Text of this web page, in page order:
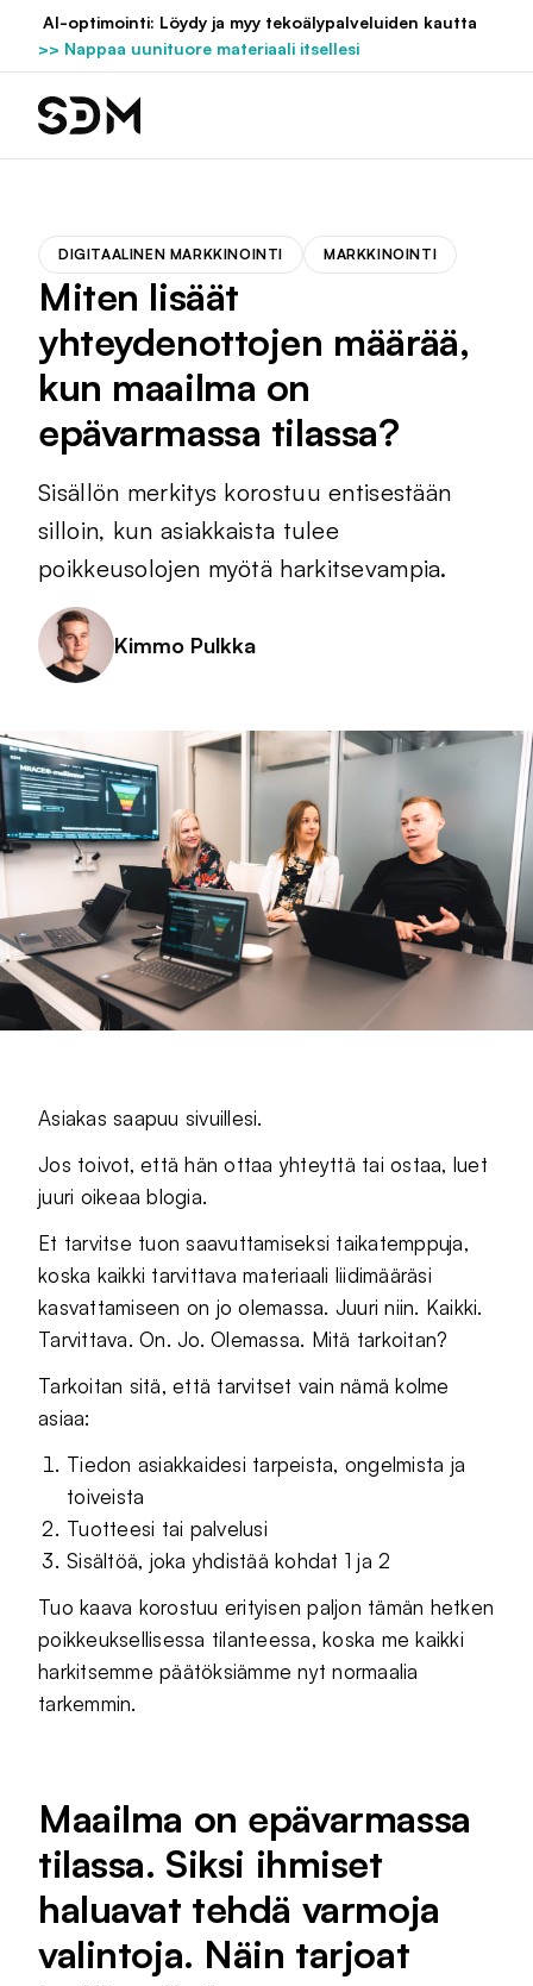
Hyppää
sisältöön
AI-optimointi: Löydy ja myy tekoälypalveluiden kautta
>> Nappaa uunituore materiaali itsellesi
DIGITAALINEN MARKKINOINTI MARKKINOINTI
Miten lisäät
yhteydenottojen määrää,
kun maailma on
epävarmassa tilassa?
Sisällön merkitys korostuu entisestään
silloin, kun asiakkaista tulee
poikkeusolojen myötä harkitsevampia.
Kimmo Pulkka
Asiakas saapuu sivuillesi.
Jos toivot, että hän ottaa yhteyttä tai ostaa, luet
juuri oikeaa blogia.
Et tarvitse tuon saavuttamiseksi taikatemppuja,
koska kaikki tarvittava materiaali liidimääräsi
kasvattamiseen on jo olemassa. Juuri niin. Kaikki.
Tarvittava. On. Jo. Olemassa. Mitä tarkoitan?
Tarkoitan sitä, että tarvitset vain nämä kolme
asiaa:
Tiedon asiakkaidesi tarpeista, ongelmista ja
toiveista
Tuotteesi tai palvelusi
Sisältöä, joka yhdistää kohdat 1 ja 2
Tuo kaava korostuu erityisen paljon tämän hetken
poikkeuksellisessa tilanteessa, koska me kaikki
harkitsemme päätöksiämme nyt normaalia
tarkemmin.
Maailma on epävarmassa
tilassa. Siksi ihmiset
haluavat tehdä varmoja
valintoja. Näin tarjoat